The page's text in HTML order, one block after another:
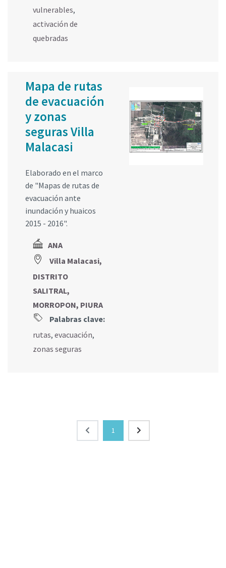
vulnerables,
activación de
quebradas
Mapa de rutas
de evacuación
y zonas
seguras Villa
Malacasi
Elaborado en el marco
de "Mapas de rutas de
evacuación ante
inundación y huaicos
2015 - 2016".
ANA
Villa Malacasi,
DISTRITO
SALITRAL,
MORROPON, PIURA
Palabras clave:
rutas, evacuación,
zonas seguras
1